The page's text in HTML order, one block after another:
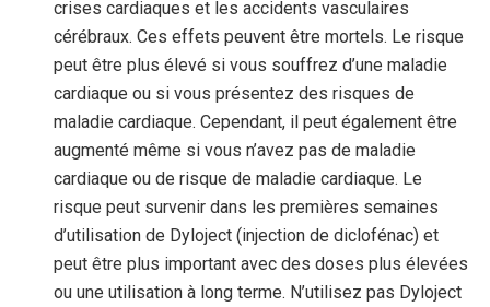
crises cardiaques et les accidents vasculaires
cérébraux. Ces effets peuvent être mortels. Le risque
peut être plus élevé si vous souffrez d’une maladie
cardiaque ou si vous présentez des risques de
maladie cardiaque. Cependant, il peut également être
augmenté même si vous n’avez pas de maladie
cardiaque ou de risque de maladie cardiaque. Le
risque peut survenir dans les premières semaines
d’utilisation de Dyloject (injection de diclofénac) et
peut être plus important avec des doses plus élevées
ou une utilisation à long terme. N’utilisez pas Dyloject